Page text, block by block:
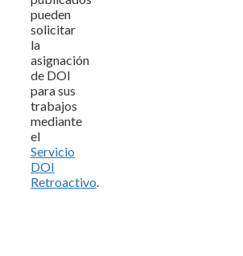
pueden
solicitar
la
asignación
de DOI
para sus
trabajos
mediante
el
Servicio
DOI
Retroactivo.